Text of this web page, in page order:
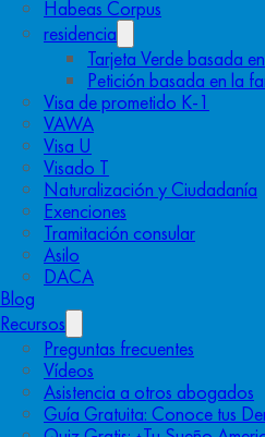
Habeas Corpus
residencia
Tarjeta Verde basada
Petición basada en la
Visa de prometido K-1
VAWA
Visa U
Visado T
Naturalización y Ciudadanía
Exenciones
Tramitación consular
Asilo
DACA
Blog
Recursos
Preguntas frecuentes
Vídeos
Asistencia a otros abogados
Guía Gratuita: Conoce tus